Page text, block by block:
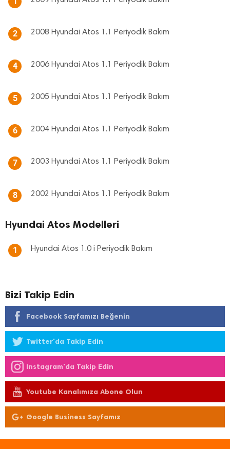
2 2008 Hyundai Atos 1.1 Periyodik Bakım
4 2006 Hyundai Atos 1.1 Periyodik Bakım
5 2005 Hyundai Atos 1.1 Periyodik Bakım
6 2004 Hyundai Atos 1.1 Periyodik Bakım
7 2003 Hyundai Atos 1.1 Periyodik Bakım
8 2002 Hyundai Atos 1.1 Periyodik Bakım
Hyundai Atos Modelleri
1 Hyundai Atos 1.0 i Periyodik Bakım
Bizi Takip Edin
Facebook Sayfamızı Beğenin
Twitter'da Takip Edin
Instagram'da Takip Edin
Youtube Kanalımıza Abone Olun
Google Business Sayfamız